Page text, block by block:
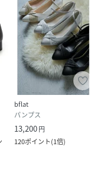
bflat
パンプス
13,200円
120ポイント(1倍)